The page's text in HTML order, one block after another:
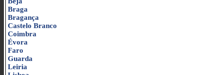
Braga
Bragança
Castelo Branco
Coimbra
Évora
Faro
Guarda
Leiria